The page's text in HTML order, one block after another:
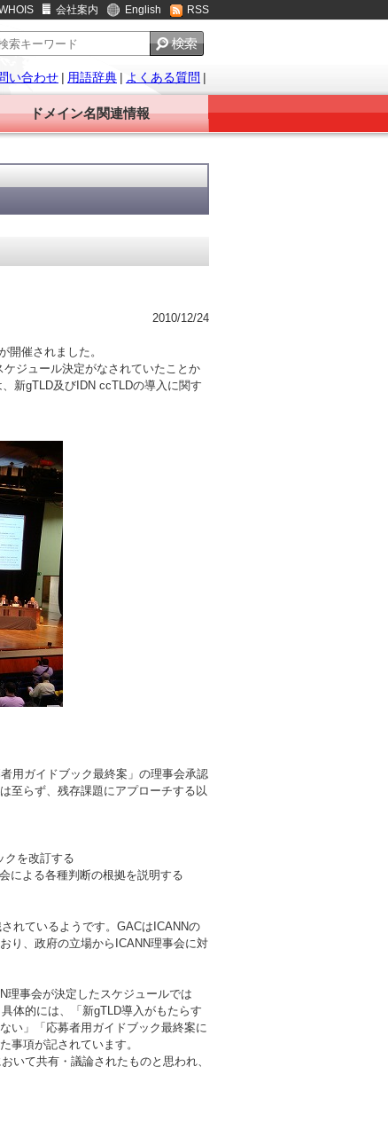
会社案内 English RSS
い合わせ | 用語辞典 | よくある質問 |
ドメイン名関連情報
2010/12/24
開催されました。
ジュール決定がなされていたことか
新gTLD及びIDN ccTLDの導入に関す
用ガイドブック最終案」の理事会承認
至らず、残存課題にアプローチする以
クを改訂する
による各種判断の根拠を説明する
れているようです。GACはICANNの
り、政府の立場からICANN理事会に対
理事会が決定したスケジュールでは
体的には、「新gTLD導入がもたらす
い」「応募者用ガイドブック最終案に
事項が記されています。
いて共有・議論されたものと思われ、